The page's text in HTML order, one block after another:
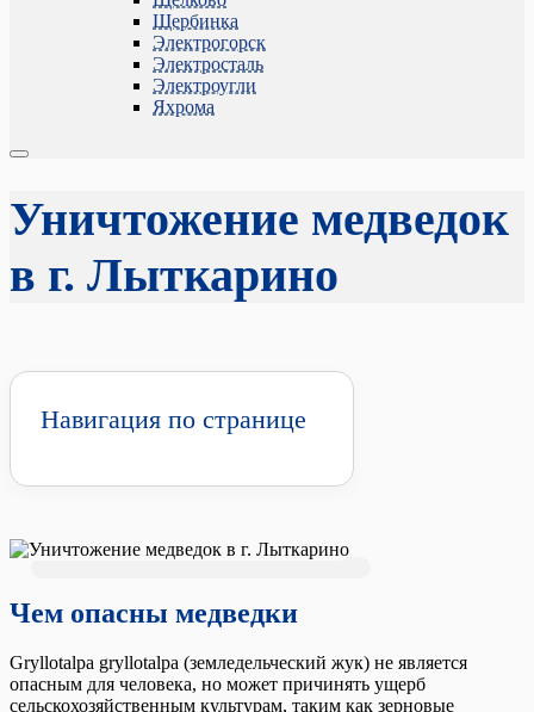
Щербинка
Электрогорск
Электросталь
Электроугли
Яхрома
Уничтожение медведок
в г. Лыткарино
Навигация по странице
Чем опасны медведки
Gryllotalpa gryllotalpa (земледельческий жук) не является
опасным для человека, но может причинять ущерб
сельскохозяйственным культурам, таким как зерновые